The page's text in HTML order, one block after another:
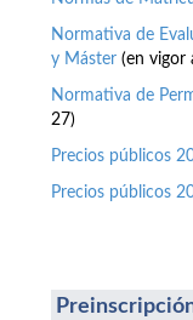
Normativa de
y Máster (en vigor
Normativa de
27)
Precios públicos
Precios públicos